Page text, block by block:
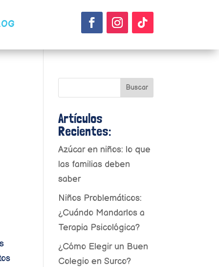
Buscar
Artículos
Recientes:
Azúcar en niños: lo que
las familias deben
saber
Niños Problemáticos:
¿Cuándo Mandarlos a
Terapia Psicológica?
¿Cómo Elegir un Buen
Colegio en Surco?